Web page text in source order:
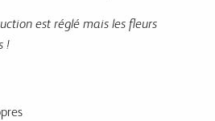
est réglé mais les fleurs
!